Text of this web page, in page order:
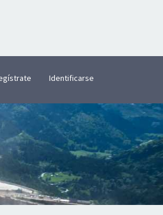
Identificarse